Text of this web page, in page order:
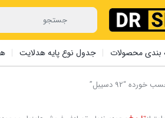
بندی محصولات جدول نوع پایه هدلایت
“92 دسیبل”